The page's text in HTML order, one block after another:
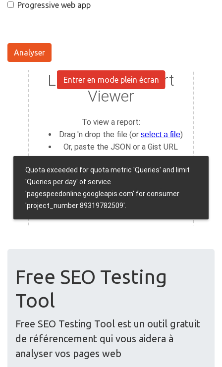
Progressive web app
Analyser
Entrer en mode plein écran
Free SEO Testing
Tool
Free SEO Testing Tool est un outil gratuit
de référencement qui vous aidera à
analyser vos pages web